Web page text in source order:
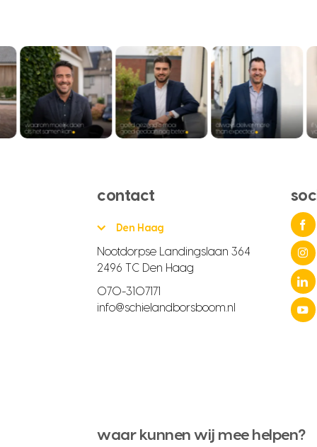
contact
Den Haag
Nootdorpse Landingslaan 364
2496 TC Den Haag
070-3107171
info@schielandborsboom.nl
waar kunnen wij mee helpen?